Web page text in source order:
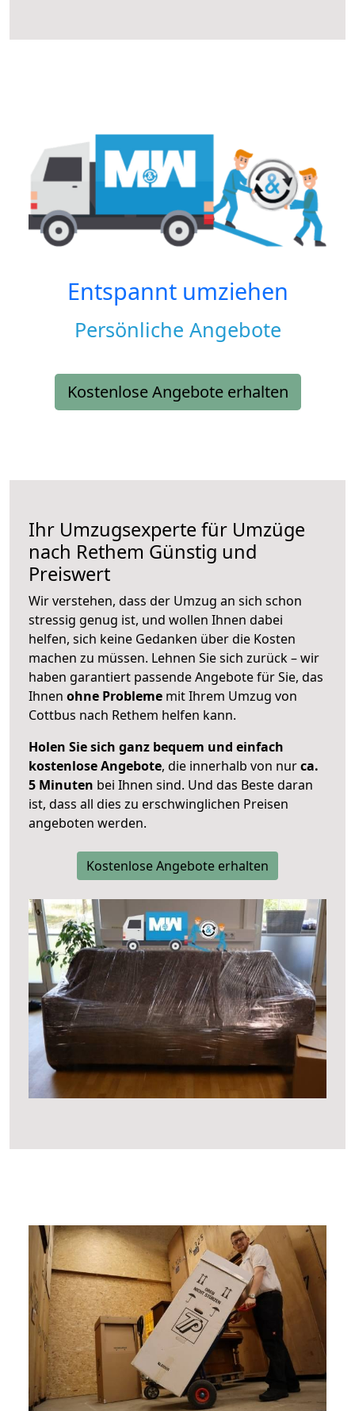
Entspannt umziehen
Persönliche Angebote
Kostenlose Angebote erhalten
Ihr Umzugsexperte für Umzüge
nach Rethem Günstig und
Preiswert
Wir verstehen, dass der Umzug an sich schon
stressig genug ist, und wollen Ihnen dabei
helfen, sich keine Gedanken über die Kosten
machen zu müssen. Lehnen Sie sich zurück – wir
haben garantiert passende Angebote für Sie, das
Ihnen ohne Probleme mit Ihrem Umzug von
Cottbus nach Rethem helfen kann.
Holen Sie sich ganz bequem und einfach
kostenlose Angebote, die innerhalb von nurca.
5 Minuten bei Ihnen sind. Und das Beste daran
ist, dass all dies zu erschwinglichen Preisen
angeboten werden.
Kostenlose Angebote erhalten